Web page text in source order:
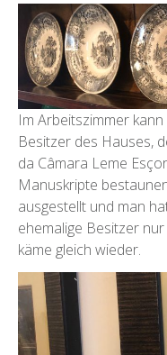
Im Arbeitszimmer
Besitzer des Hauses,
da Câmara Leme
Manuskripte
ausgestellt und man
ehemalige Besitzer
käme gleich wieder.